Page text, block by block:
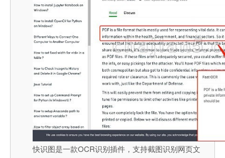
快识图是一款OCR识别插件，支持截图识别网页文